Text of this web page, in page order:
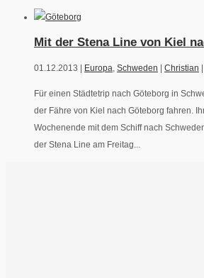
Mit der Stena Line von Kiel
01.12.2013 | Europa, Schweden Christian
Für einen Städtetrip nach Göteborg in
der Fähre von Kiel nach Göteborg fahren.
Wochenende mit dem Schiff nach
der Stena Line am Freitag...